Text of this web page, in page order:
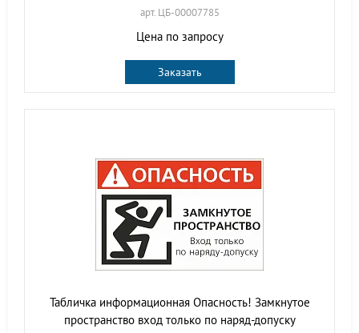
арт. ЦБ-00007785
Цена по запросу
Заказать
Табличка информационная Опасность! Замкнутое
пространство вход только по наряд-допуску